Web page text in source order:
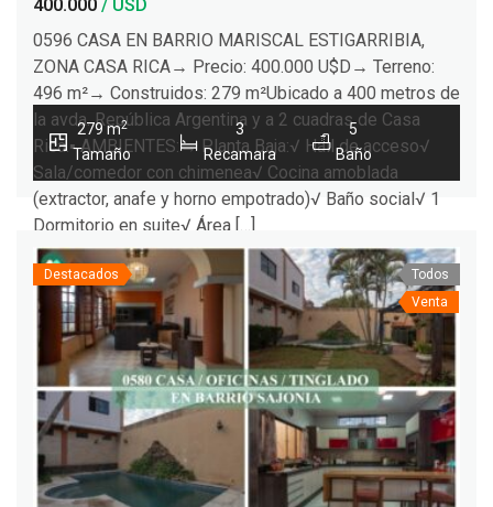
400.000 / USD
0596 CASA EN BARRIO MARISCAL ESTIGARRIBIA,
ZONA CASA RICA→ Precio: 400.000 U$D→ Terreno:
496 m²→ Construidos: 279 m²Ubicado a 400 metros de
la avda. República Argentina y a 2 cuadras de Casa
Rica.▪︎ AMBIENTES:→ Planta Baja:√ Hall de acceso√
Sala/comedor con chimenea√ Cocina amoblada
(extractor, anafe y horno empotrado)√ Baño social√ 1
Dormitorio en suite√ Área […]
279 m2
Tamaño
3
Recamara
5
Baño
Destacados
Todos
Venta